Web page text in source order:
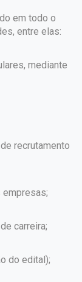
em todo o
entre elas:
mediante
recrutamento
empresas;
carreira;
do edital);